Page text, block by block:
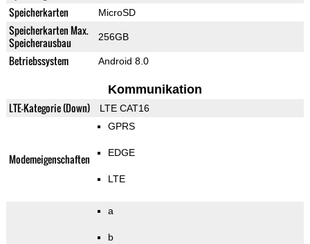
Speicherkarten
MicroSD
Speicherkarten Max.
Speicherausbau
256GB
Betriebssystem Android 8.0
Kommunikation
LTE-Kategorie (Down) LTE CAT16
Modemeigenschaften
GPRS
EDGE
LTE
a
b